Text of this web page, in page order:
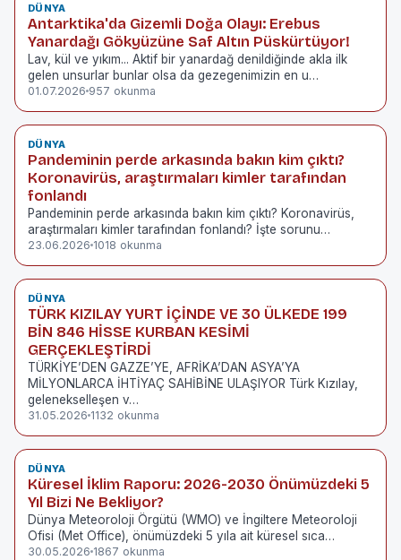
DÜNYA
Antarktika'da Gizemli Doğa Olayı: Erebus
Yanardağı Gökyüzüne Saf Altın Püskürtüyor!
Lav, kül ve yıkım... Aktif bir yanardağ denildiğinde akla ilk
gelen unsurlar bunlar olsa da gezegenimizin en u…
01.07.2026 957 okunma
DÜNYA
Pandeminin perde arkasında bakın kim çıktı?
Koronavirüs, araştırmaları kimler tarafından
fonlandı
Pandeminin perde arkasında bakın kim çıktı? Koronavirüs,
araştırmaları kimler tarafından fonlandı? İşte sorunu…
23.06.2026 1018 okunma
DÜNYA
TÜRK KIZILAY YURT İÇİNDE VE 30 ÜLKEDE 199
BİN 846 HİSSE KURBAN KESİMİ
GERÇEKLEŞTİRDİ
TÜRKİYE’DEN GAZZE’YE, AFRİKA’DAN ASYA’YA
MİLYONLARCA İHTİYAÇ SAHİBİNE ULAŞIYOR Türk Kızılay,
gelenekselleşen v…
31.05.2026 1132 okunma
DÜNYA
Küresel İklim Raporu: 2026-2030 Önümüzdeki 5
Yıl Bizi Ne Bekliyor?
Dünya Meteoroloji Örgütü (WMO) ve İngiltere Meteoroloji
Ofisi (Met Office), önümüzdeki 5 yıla ait küresel sıca…
30.05.2026 1867 okunma